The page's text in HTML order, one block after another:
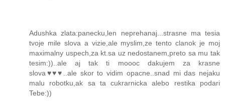
Adushka zlata:panecku,len neprehanaj...strasne ma tesia
tvoje mile slova a vizie,ale myslim,ze tento clanok je moj
maximalny uspech,za kt.sa uz nedostanem,preto sa mu tak
tesim:))..ale aj tak ti moooc dakujem za krasne
slova♥♥♥..ale skor to vidim opacne..snad mi das nejaku
malu robotku,ak sa ta cukrarnicka alebo restika podari
Tebe:))